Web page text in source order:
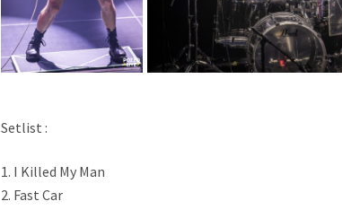
Setlist :
1. I Killed My Man
2. Fast Car